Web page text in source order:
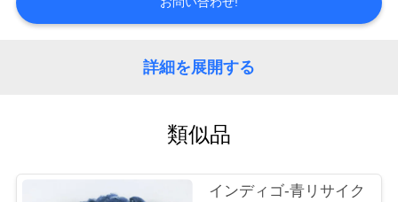
い
旅
詳細を展開する
類似品
インディゴ-青リサイク